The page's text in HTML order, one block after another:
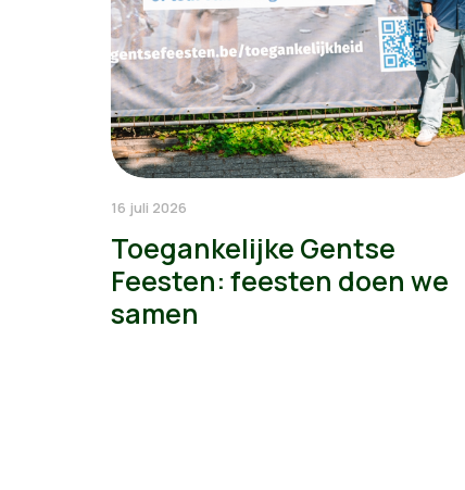
16 juli 2026
Toegankelijke Gentse
Feesten: feesten doen we
samen